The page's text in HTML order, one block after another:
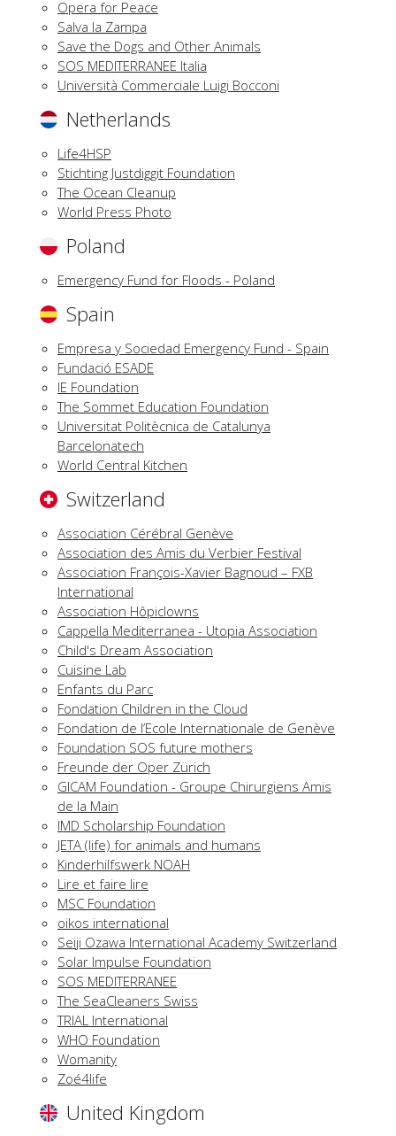
Opera for Peace
Salva la Zampa
Save the Dogs and Other Animals
SOS MEDITERRANEE Italia
Università Commerciale Luigi Bocconi
Netherlands
Life4HSP
Stichting Justdiggit Foundation
The Ocean Cleanup
World Press Photo
Poland
Emergency Fund for Floods - Poland
Spain
Empresa y Sociedad Emergency Fund - Spain
Fundació ESADE
IE Foundation
The Sommet Education Foundation
Universitat Politècnica de Catalunya
Barcelonatech
World Central Kitchen
Switzerland
Association Cérébral Genève
Association des Amis du Verbier Festival
Association François-Xavier Bagnoud – FXB
International
Association Hôpiclowns
Cappella Mediterranea - Utopia Association
Child's Dream Association
Cuisine Lab
Enfants du Parc
Fondation Children in the Cloud
Fondation de l’Ecole Internationale de Genève
Foundation SOS future mothers
Freunde der Oper Zürich
GICAM Foundation - Groupe Chirurgiens Amis
de la Main
IMD Scholarship Foundation
JETA (life) for animals and humans
Kinderhilfswerk NOAH
Lire et faire lire
MSC Foundation
oikos international
Seiji Ozawa International Academy Switzerland
Solar Impulse Foundation
SOS MEDITERRANEE
The SeaCleaners Swiss
TRIAL International
WHO Foundation
Womanity
Zoé4life
United Kingdom